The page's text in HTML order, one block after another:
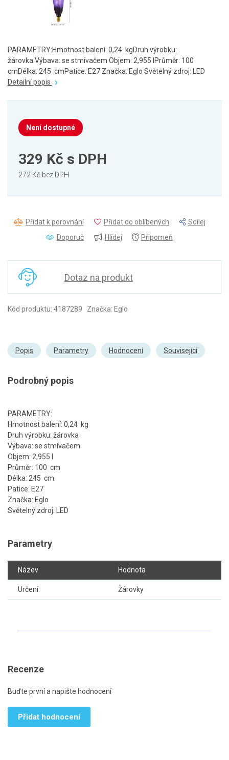
PARAMETRY:Hmotnost balení: 0,24 kgDruh výrobku:
žárovka Výbava: se stmívačem Objem: 2,955 lPrůměr: 100
cmDélka: 245 cmPatice: E27 Značka: Eglo Světelný zdroj: LED
Detailní popis
Není dostupné
329 Kč s DPH
272 Kč bez DPH
Přidat k porovnání Přidat do oblíbených
Sdílej
Doporuč
Hlídej Připomeň
Dotaz na produkt
Kód produktu: 4187289 Značka: Eglo
Popis Parametry Hodnocení Související
Podrobný popis
PARAMETRY:
Hmotnost balení: 0,24 kg
Druh výrobku: žárovka
Výbava: se stmívačem
Objem: 2,955 l
Průměr: 100 cm
Délka: 245 cm
Patice: E27
Značka: Eglo
Světelný zdroj: LED
Parametry
Název Hodnota
Určení: Žárovky
Recenze
Buďte první a napište hodnocení
Přidat hodnocení